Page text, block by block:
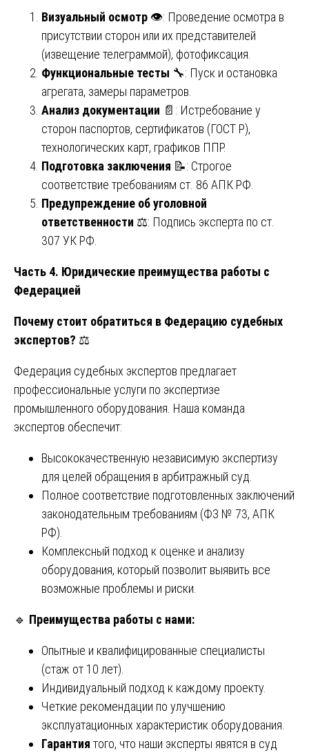
Визуальный осмотр 👁️: Проведение осмотра в
присутствии сторон или их представителей
(извещение телеграммой), фотофиксация.
Функциональные тесты 🔧: Пуск и остановка
агрегата, замеры параметров.
Анализ документации 📄: Истребование у
сторон паспортов, сертификатов (ГОСТ Р),
технологических карт, графиков ППР.
Подготовка заключения 📝: Строгое
соответствие требованиям ст. 86 АПК РФ.
Предупреждение об уголовной
ответственности ⚖️: Подпись эксперта по ст.
307 УК РФ.
Часть 4. Юридические преимущества работы с
Федерацией
Почему стоит обратиться в Федерацию судебных
экспертов? ⚖️
Федерация судебных экспертов предлагает
профессиональные услуги по экспертизе
промышленного оборудования. Наша команда
экспертов обеспечит:
Высококачественную независимую экспертизу
для целей обращения в арбитражный суд.
Полное соответствие подготовленных заключений
законодательным требованиям (ФЗ № 73, АПК
РФ).
Комплексный подход к оценке и анализу
оборудования, который позволит выявить все
возможные проблемы и риски.
🔹 Преимущества работы с нами:
Опытные и квалифицированные специалисты
(стаж от 10 лет).
Индивидуальный подход к каждому проекту.
Четкие рекомендации по улучшению
эксплуатационных характеристик оборудования.
Гарантия того, что наши эксперты явятся в суд